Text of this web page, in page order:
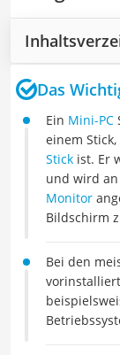
Das
Ein Mini-PC
einem
Stick ist. Er
und wird an
Monitor
Bildschirm
Bei den